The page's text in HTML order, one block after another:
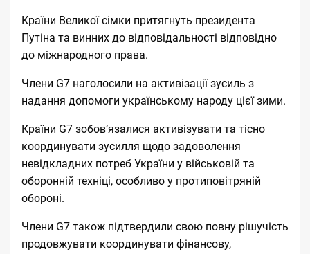
Країни Великої сімки притягнуть президента
Путіна та винних до відповідальності відповідно
до міжнародного права.
Члени G7 наголосили на активізації зусиль з
надання допомоги українському народу цієї зими.
Країни G7 зобов’язалися активізувати та тісно
координувати зусилля щодо задоволення
невідкладних потреб України у військовій та
оборонній техніці, особливо у протиповітряній
обороні.
Члени G7 також підтвердили свою повну рішучість
продовжувати координувати фінансову,